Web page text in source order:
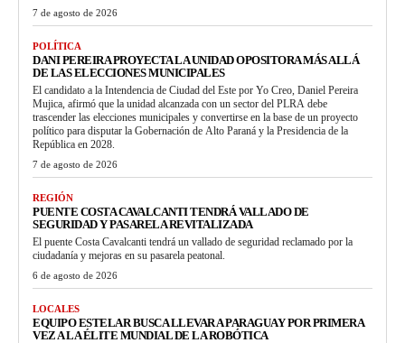
7 de agosto de 2026
POLÍTICA
DANI PEREIRA PROYECTA LA UNIDAD OPOSITORA MÁS ALLÁ
DE LAS ELECCIONES MUNICIPALES
El candidato a la Intendencia de Ciudad del Este por Yo Creo, Daniel Pereira
Mujica, afirmó que la unidad alcanzada con un sector del PLRA debe
trascender las elecciones municipales y convertirse en la base de un proyecto
político para disputar la Gobernación de Alto Paraná y la Presidencia de la
República en 2028.
7 de agosto de 2026
REGIÓN
PUENTE COSTA CAVALCANTI TENDRÁ VALLADO DE
SEGURIDAD Y PASARELA REVITALIZADA
El puente Costa Cavalcanti tendrá un vallado de seguridad reclamado por la
ciudadanía y mejoras en su pasarela peatonal.
6 de agosto de 2026
LOCALES
EQUIPO ESTELAR BUSCA LLEVAR A PARAGUAY POR PRIMERA
VEZ A LA ÉLITE MUNDIAL DE LA ROBÓTICA